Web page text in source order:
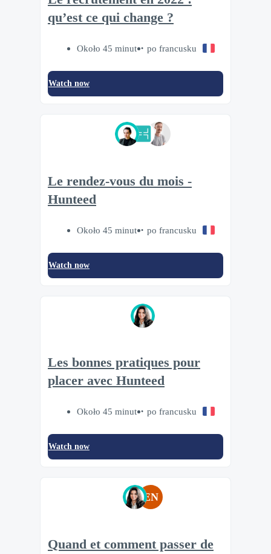
qu’est ce qui change ?
Około 45 minut po francusku
Watch now
Le rendez-vous du mois -
Hunteed
Około 45 minut po francusku
Watch now
Les bonnes pratiques pour
placer avec Hunteed
Około 45 minut po francusku
Watch now
EN
Quand et comment passer de